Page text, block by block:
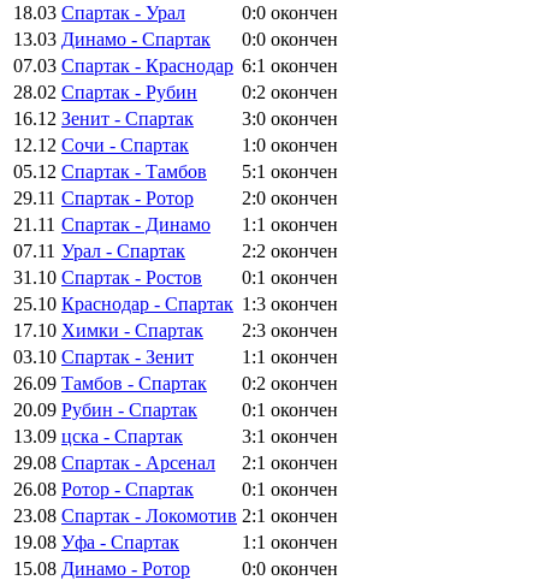
18.03 Спартак - Урал 0:0 окончен
13.03 Динамо - Спартак 0:0 окончен
07.03 Спартак - Краснодар 6:1 окончен
28.02 Спартак - Рубин 0:2 окончен
16.12 Зенит - Спартак 3:0 окончен
12.12 Сочи - Спартак 1:0 окончен
05.12 Спартак - Тамбов 5:1 окончен
29.11 Спартак - Ротор 2:0 окончен
21.11 Спартак - Динамо 1:1 окончен
07.11 Урал - Спартак 2:2 окончен
31.10 Спартак - Ростов 0:1 окончен
25.10 Краснодар - Спартак 1:3 окончен
17.10 Химки - Спартак 2:3 окончен
03.10 Спартак - Зенит 1:1 окончен
26.09 Тамбов - Спартак 0:2 окончен
20.09 Рубин - Спартак 0:1 окончен
13.09 цска - Спартак 3:1 окончен
29.08 Спартак - Арсенал 2:1 окончен
26.08 Ротор - Спартак 0:1 окончен
23.08 Спартак - Локомотив 2:1 окончен
19.08 Уфа - Спартак 1:1 окончен
15.08 Динамо - Ротор 0:0 окончен